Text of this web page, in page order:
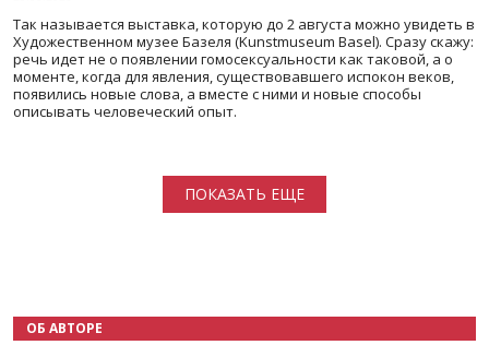
Так называется выставка, которую до 2 августа можно увидеть в
Художественном музее Базеля (Kunstmuseum Basel). Сразу скажу:
речь идет не о появлении гомосексуальности как таковой, а о
моменте, когда для явления, существовавшего испокон веков,
появились новые слова, а вместе с ними и новые способы
описывать человеческий опыт.
ПОКАЗАТЬ ЕЩЕ
ОБ АВТОРЕ